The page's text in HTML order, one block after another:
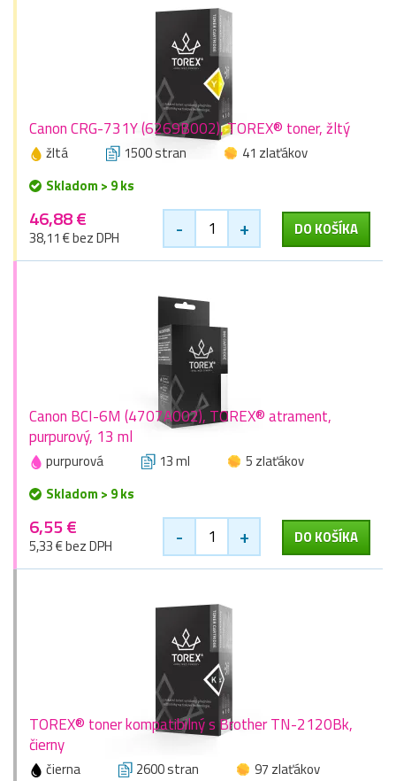
Canon CRG-731Y (6269B002), TOREX® toner, žltý
žltá 1500 stran
41 zlaťákov
Skladom > 9 ks
46,88 €
38,11 € bez DPH - + DO KOŠÍKA
Canon BCI-6M (4707A002), TOREX® atrament,
purpurový, 13 ml
purpurová 13 ml
5 zlaťákov
Skladom > 9 ks
6,55 €
5,33 € bez DPH - + DO KOŠÍKA
TOREX® toner kompatibilný s Brother TN-2120Bk,
čierny
čierna 2600 stran
97 zlaťákov